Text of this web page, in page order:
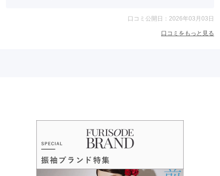
口コミ公開日：2026年03月03日
口コミをもっと見る